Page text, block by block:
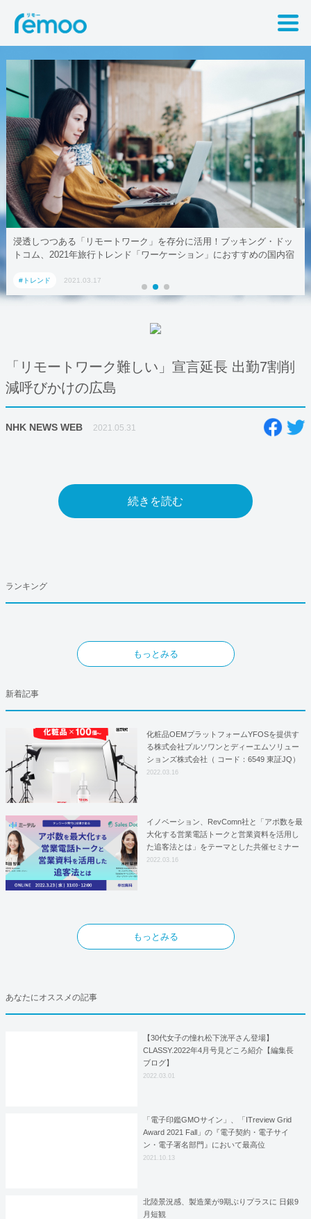
浸透しつつある「リモートワーク」を存分に活用！ブッキング・ドッ
トコム、2021年旅行トレンド「ワーケーション」におすすめの国内宿
#トレンド 2021.03.17
「リモートワーク難しい」宣言延長 出勤7割削
減呼びかけの広島
NHK NEWS WEB 2021.05.31
続きを読む
ランキング
もっとみる
新着記事
化粧品OEMプラットフォームYFOSを提供す
る株式会社プルソワンとディーエムソリュー
ションズ株式会社（ コード：6549 東証JQ）
はYFOSにおけるロジスティクスパートナー
2022.03.16
イノベーション、RevComn社と「アポ数を最
大化する営業電話トークと営業資料を活用し
た追客法とは」をテーマとした共催セミナー
を開催！
2022.03.16
もっとみる
あなたにオススメの記事
【30代女子の憧れ松下洸平さん登場】
CLASSY.2022年4月号見どころ紹介【編集長
ブログ】
2022.03.01
「電子印鑑GMOサイン」、「ITreview Grid
Award 2021 Fall」の『電子契約・電子サイ
ン・電子署名部門』において最高位
『Leader』賞を６期連続で受賞
2021.10.13
北陸景況感、製造業が9期ぶりプラスに 日銀9
月短観